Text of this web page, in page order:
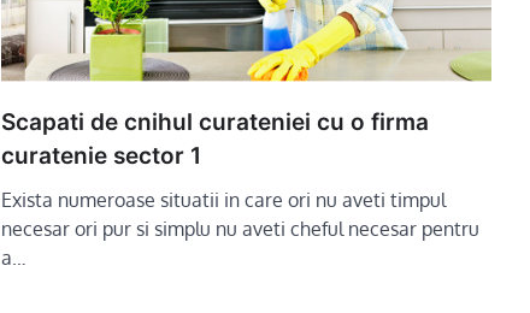
Scapati de cnihul curateniei cu o firma
curatenie sector 1
Exista numeroase situatii in care ori nu aveti timpul
necesar ori pur si simplu nu aveti cheful necesar pentru
a…